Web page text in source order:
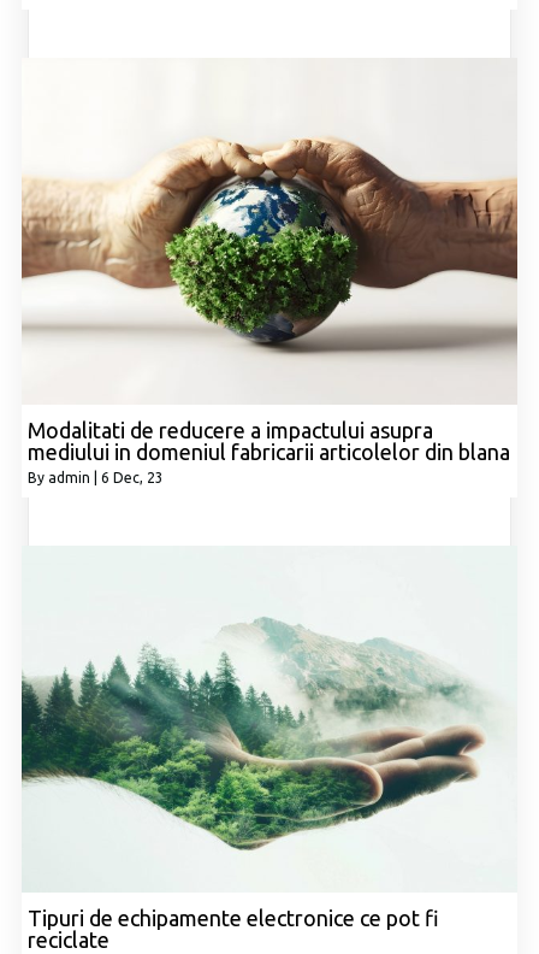
Modalitati de reducere a impactului asupra
mediului in domeniul fabricarii articolelor din blana
By admin 6 Dec, 23
Tipuri de echipamente electronice ce pot fi
reciclate